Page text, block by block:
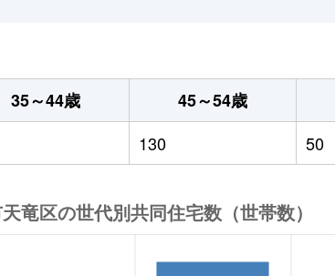
35～44歳
45～54歳
130 50